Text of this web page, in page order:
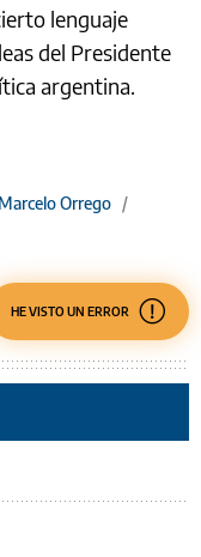
lenguaje
del Presidente
argentina.
Marcelo Orrego /
HE VISTO UN ERROR